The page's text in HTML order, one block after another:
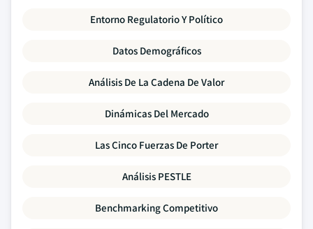
Entorno Regulatorio Y Político
Datos Demográficos
Análisis De La Cadena De Valor
Dinámicas Del Mercado
Las Cinco Fuerzas De Porter
Análisis PESTLE
Benchmarking Competitivo